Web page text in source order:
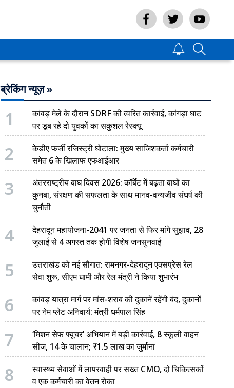
ब्रेकिंग न्यूज़ »
1
कांवड़ मेले के दौरान SDRF की त्वरित कार्रवाई, कांगड़ा घाट
पर डूब रहे दो युवकों का सकुशल रेस्क्यू
2
केडीए फर्जी रजिस्ट्री घोटाला: मुख्य साजिशकर्ता कर्मचारी
समेत 6 के खिलाफ एफआईआर
3
अंतरराष्ट्रीय बाघ दिवस 2026: कॉर्बेट में बढ़ता बाघों का
कुनबा, संरक्षण की सफलता के साथ मानव-वन्यजीव संघर्ष की
चुनौती
4
देहरादून महायोजना-2041 पर जनता से फिर मांगे सुझाव, 28
जुलाई से 4 अगस्त तक होगी विशेष जनसुनवाई
5
उत्तराखंड को नई सौगात: रामनगर-देहरादून एक्सप्रेस रेल
सेवा शुरू, सीएम धामी और रेल मंत्री ने किया शुभारंभ
6
कांवड़ यात्रा मार्ग पर मांस-शराब की दुकानें रहेंगी बंद, दुकानों
पर नेम प्लेट अनिवार्य: मंत्री धर्मपाल सिंह
7
‘मिशन सेफ फ्यूचर’ अभियान में बड़ी कार्रवाई, 8 स्कूली वाहन
सीज, 14 के चालान; ₹1.5 लाख का जुर्माना
8
स्वास्थ्य सेवाओं में लापरवाही पर सख्त CMO, दो चिकित्सकों
व एक कर्मचारी का वेतन रोका